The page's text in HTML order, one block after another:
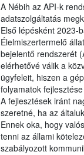
A Nébih az API-k
adatszolgáltatás
Első lépésként 2023-
Élelmiszertermelő
bejelentő rendszerét
elérhetővé válik a
ügyfeleit, hiszen a
folyamatok
A fejlesztések iránt
szeretné, ha az
Ennek oka, hogy
tenni az állami
szabályozott